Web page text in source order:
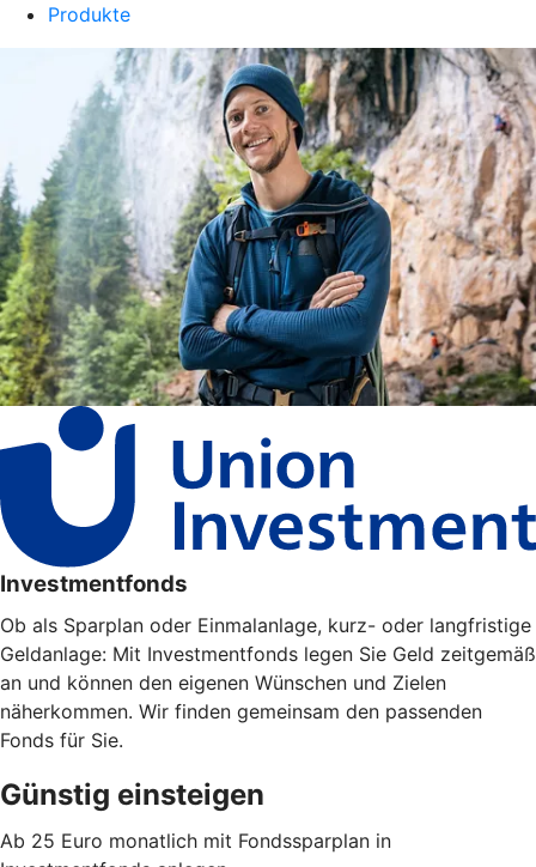
Produkte
Investmentfonds
Ob als Sparplan oder Einmalanlage, kurz- oder langfristige
Geldanlage: Mit Investmentfonds legen Sie Geld zeitgemäß
an und können den eigenen Wünschen und Zielen
näherkommen. Wir finden gemeinsam den passenden
Fonds für Sie.
Günstig einsteigen
Ab 25 Euro monatlich mit Fondssparplan in